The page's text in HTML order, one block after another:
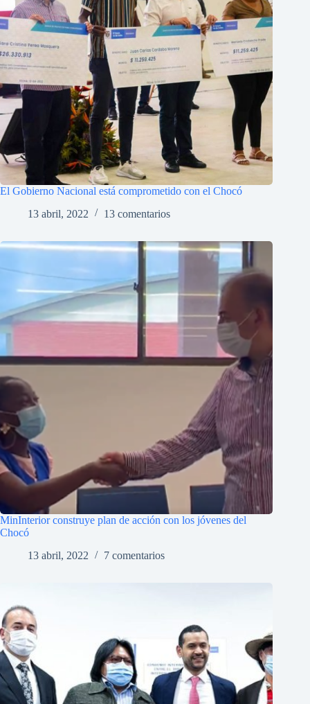
El Gobierno Nacional está comprometido con el Chocó
13 abril, 2022
13 comentarios
MinInterior construye plan de acción con los jóvenes del
Chocó
13 abril, 2022
7 comentarios